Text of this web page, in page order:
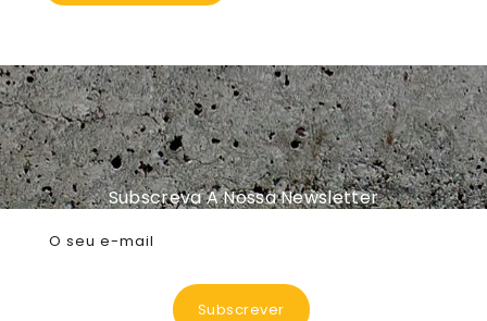
Subscreva A Nossa Newsletter
O seu e-mail
Subscrever